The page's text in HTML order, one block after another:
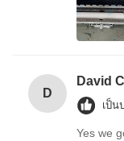
D
เป็น
Yes we